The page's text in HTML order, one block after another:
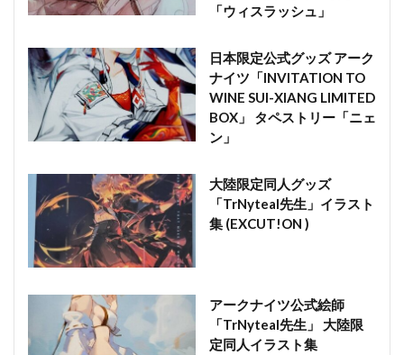
「ウィスラッシュ」
日本限定公式グッズ アーク
ナイツ「INVITATION TO
WINE SUI-XIANG LIMITED
BOX」 タペストリー「ニェ
ン」
大陸限定同人グッズ
「TrNyteal先生」イラスト
集 (EXCUT!ON )
アークナイツ公式絵師
「TrNyteal先生」 大陸限
定同人イラスト集